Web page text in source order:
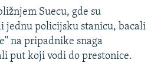
Suecu, gde su
jednu policijsku stanicu, bacali
na pripadnike snaga
put koji vodi do prestonice.